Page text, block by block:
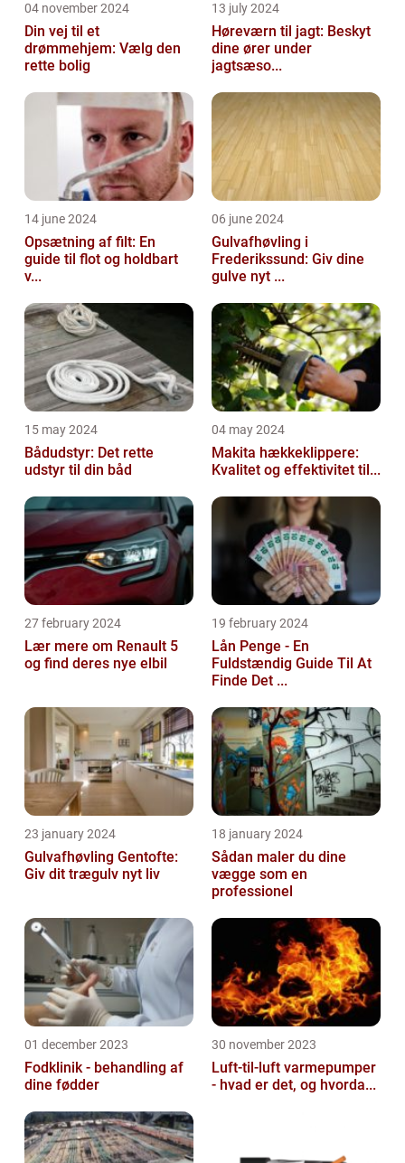
04 november 2024
Din vej til et
drømmehjem: Vælg den
rette bolig
13 july 2024
Høreværn til jagt: Beskyt
dine ører under
jagtsæso...
14 june 2024
Opsætning af filt: En
guide til flot og holdbart
v...
06 june 2024
Gulvafhøvling i
Frederikssund: Giv dine
gulve nyt ...
15 may 2024
Bådudstyr: Det rette
udstyr til din båd
04 may 2024
Makita hækkeklippere:
Kvalitet og effektivitet til...
27 february 2024
Lær mere om Renault 5
og find deres nye elbil
19 february 2024
Lån Penge - En
Fuldstændig Guide Til At
Finde Det ...
23 january 2024
Gulvafhøvling Gentofte:
Giv dit trægulv nyt liv
18 january 2024
Sådan maler du dine
vægge som en
professionel
01 december 2023
Fodklinik - behandling af
dine fødder
30 november 2023
Luft-til-luft varmepumper
- hvad er det, og hvorda...